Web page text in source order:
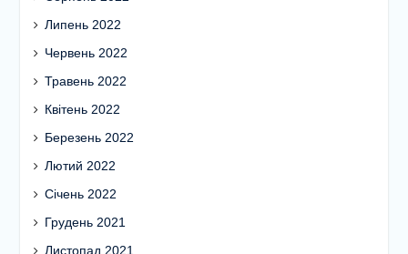
Липень 2022
Червень 2022
Травень 2022
Квітень 2022
Березень 2022
Лютий 2022
Січень 2022
Грудень 2021
Листопад 2021